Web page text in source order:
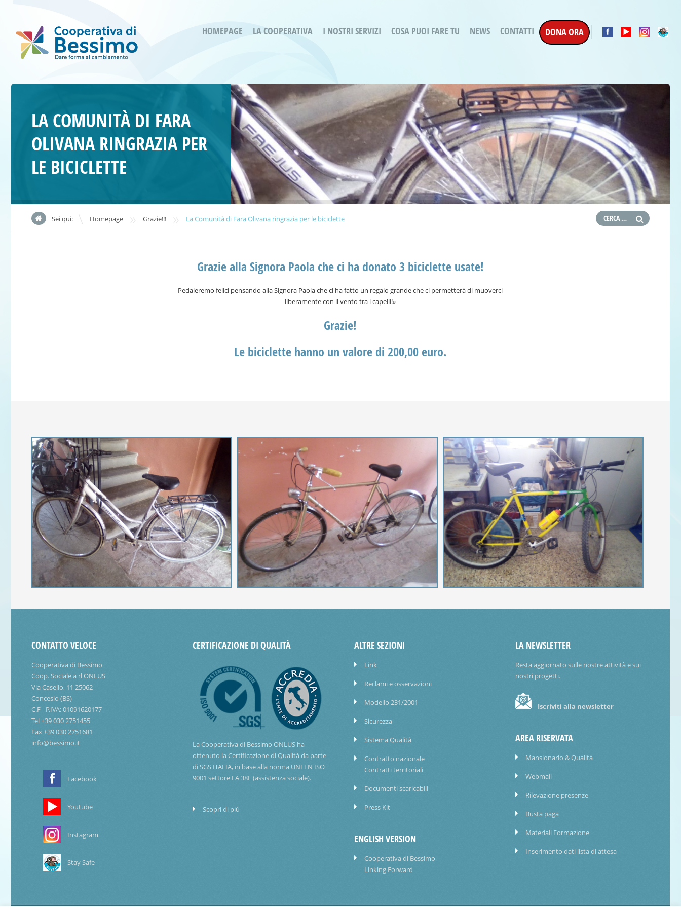
HOMEPAGE LA COOPERATIVA I NOSTRI SERVIZI
Bessimo Due
Servizio Fantasina:
Regina di Cuori
Servizi di Inclusione Sociale
SMI Gli Acrobati – Lallio
Housing Sociale
ergoterapica
Oltre la Terapia
Progetti in corso
Progetti conclusi
COSA PUOI FARE TU NEWS CONTATTI DONA ORA
LA COMUNITÀ DI FARA
OLIVANA RINGRAZIA PER
LE BICICLETTE
Sei qui: Homepage » Grazie!!! » La Comunità di Fara Olivana ringrazia per le biciclette
Grazie alla Signora Paola che ci ha donato 3 biciclette usate!
Pedaleremo felici pensando alla Signora Paola che ci ha fatto un regalo grande che ci permetterà di muoverci
liberamente con il vento tra i capelli!»
Grazie!
Le biciclette hanno un valore di 200,00 euro.
CONTATTO VELOCE
Cooperativa di Bessimo
Coop. Sociale a rl ONLUS
Via Casello, 11 25062
Concesio (BS)
C.F - P.IVA: 01091620177
Tel +39 030 2751455
Fax +39 030 2751681
info@bessimo.it
Facebook
Youtube
Instagram
Stay Safe
CERTIFICAZIONE DI QUALITÀ
La Cooperativa di Bessimo ONLUS ha
ottenuto la Certificazione di Qualità da parte
di SGS ITALIA, in base alla norma UNI EN ISO
9001 settore EA 38F (assistenza sociale).
Scopri di più
ALTRE SEZIONI
Link
Reclami e osservazioni
Modello 231/2001
Sicurezza
Sistema Qualità
Contratto nazionale
Contratti territoriali
Documenti scaricabili
Press Kit
ENGLISH VERSION
Cooperativa di Bessimo
Linking Forward
LA NEWSLETTER
Resta aggiornato sulle nostre attività e sui
nostri progetti.
Iscriviti alla newsletter
AREA RISERVATA
Mansionario & Qualità
Webmail
Rilevazione presenze
Busta paga
Materiali Formazione
Inserimento dati lista di attesa